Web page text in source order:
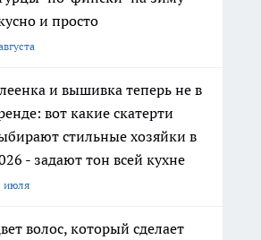
и просто
и вышивка теперь не в
вот какие скатерти
стильные хозяйки в
- задают тон всей кухне
июля
волос, который сделает